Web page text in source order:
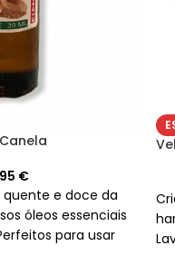
€
e doce da
óleos essenciais
para usar